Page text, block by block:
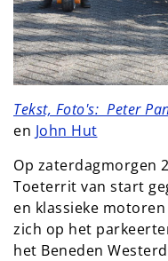
Tekst, Foto's: Peter
en John Hut
Op zaterdagmorgen
Toeterrit van start
en klassieke
zich op het
het Beneden